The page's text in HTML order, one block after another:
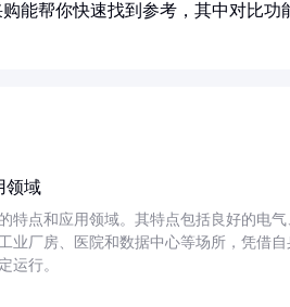
能帮你快速找到参考，其中对比
领域
特点和应用领域。其特点包括良好的电
业厂房、医院和数据中心等场所，凭借
运行。